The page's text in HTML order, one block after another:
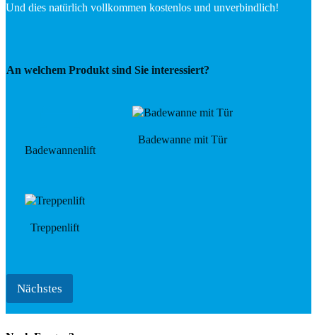
Und dies natürlich vollkommen kostenlos und unverbindlich!
An welchem Produkt sind Sie interessiert?
Badewannenlift
Badewanne mit Tür
Treppenlift
Nächstes